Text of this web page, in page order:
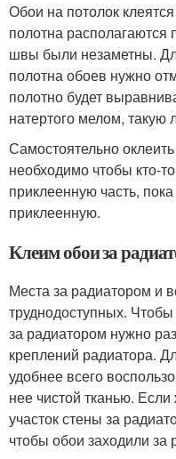
Обои на потолок
полотна располагаются
швы были незаметны.
полотна обоев нужно
полотно будет
натертого мелом, такую
Самостоятельно
необходимо чтобы кто-
приклеенную часть,
приклеенную.
Клеим обои за
Места за радиатором и
труднодоступных.
за радиатором нужно
креплений радиатора.
удобнее всего
нее чистой тканью.
участок стены за
чтобы обои заходили за